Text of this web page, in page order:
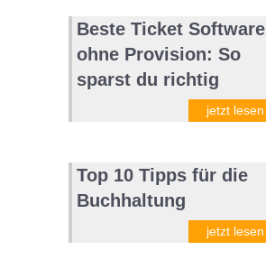
Beste Ticket Software
ohne Provision: So
sparst du richtig
jetzt lesen
Top 10 Tipps für die
Buchhaltung
jetzt lesen